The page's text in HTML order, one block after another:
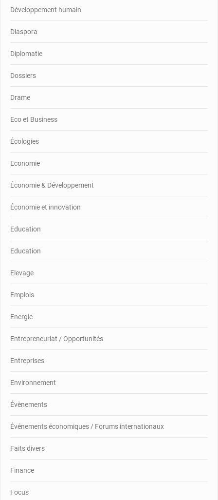
Développement humain
Diaspora
Diplomatie
Dossiers
Drame
Eco et Business
Écologies
Economie
Économie & Développement
Économie et innovation
Education
Education
Elevage
Emplois
Energie
Entrepreneuriat / Opportunités
Entreprises
Environnement
Évènements
Événements économiques / Forums internationaux
Faits divers
Finance
Focus